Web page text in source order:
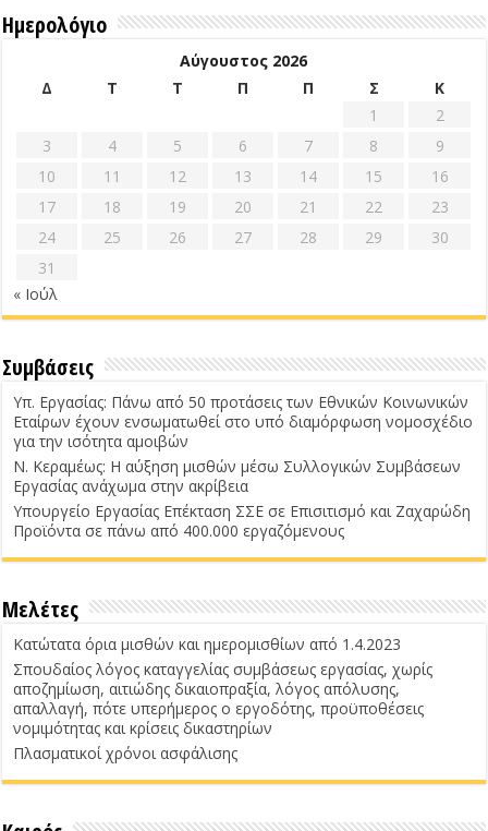
Ημερολόγιο
Αύγουστος 2026
Δ
Τ Τ Π Π Σ
Κ
1
2
3
4 5 6 7 8
9
10
11 12 13 14 15
16
17
18 19 20 21 22
23
24
25 26 27 28 29
30
31
« Ιούλ
Συμβάσεις
Υπ. Εργασίας: Πάνω από 50 προτάσεις των Εθνικών Κοινωνικών
Εταίρων έχουν ενσωματωθεί στο υπό διαμόρφωση νομοσχέδιο
για την ισότητα αμοιβών
Ν. Κεραμέως: Η αύξηση μισθών μέσω Συλλογικών Συμβάσεων
Εργασίας ανάχωμα στην ακρίβεια
Υπουργείο Εργασίας Επέκταση ΣΣΕ σε Επισιτισμό και Ζαχαρώδη
Προϊόντα σε πάνω από 400.000 εργαζόμενους
Μελέτες
Κατώτατα όρια μισθών και ημερομισθίων από 1.4.2023
Σπουδαίος λόγος καταγγελίας συμβάσεως εργασίας, χωρίς
αποζημίωση, αιτιώδης δικαιοπραξία, λόγος απόλυσης,
απαλλαγή, πότε υπερήμερος ο εργοδότης, προϋποθέσεις
νομιμότητας και κρίσεις δικαστηρίων
Πλασματικοί χρόνοι ασφάλισης